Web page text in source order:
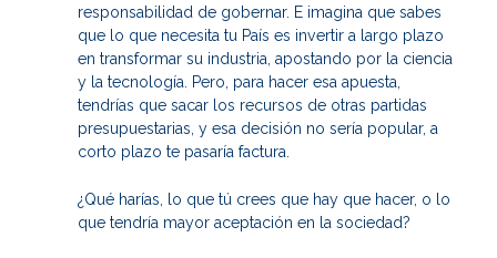
responsabilidad de gobernar. E imagina que sabes
que lo que necesita tu País es invertir a largo plazo
en transformar su industria, apostando por la ciencia
y la tecnología. Pero, para hacer esa apuesta,
tendrías que sacar los recursos de otras partidas
presupuestarias, y esa decisión no sería popular, a
corto plazo te pasaría factura.
¿Qué harías, lo que tú crees que hay que hacer, o lo
que tendría mayor aceptación en la sociedad?